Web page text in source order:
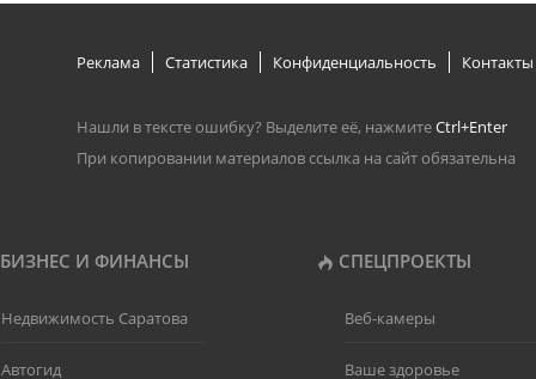
Реклама Статистика Конфиденциальность Контакты
Нашли в тексте ошибку? Выделите её, нажмитеCtrl+Enter
При копировании материалов ссылка на сайт обязательна
БИЗНЕС И ФИНАНСЫ СПЕЦПРОЕКТЫ
Недвижимость Саратова
Автогид
Веб-камеры
Ваше здоровье